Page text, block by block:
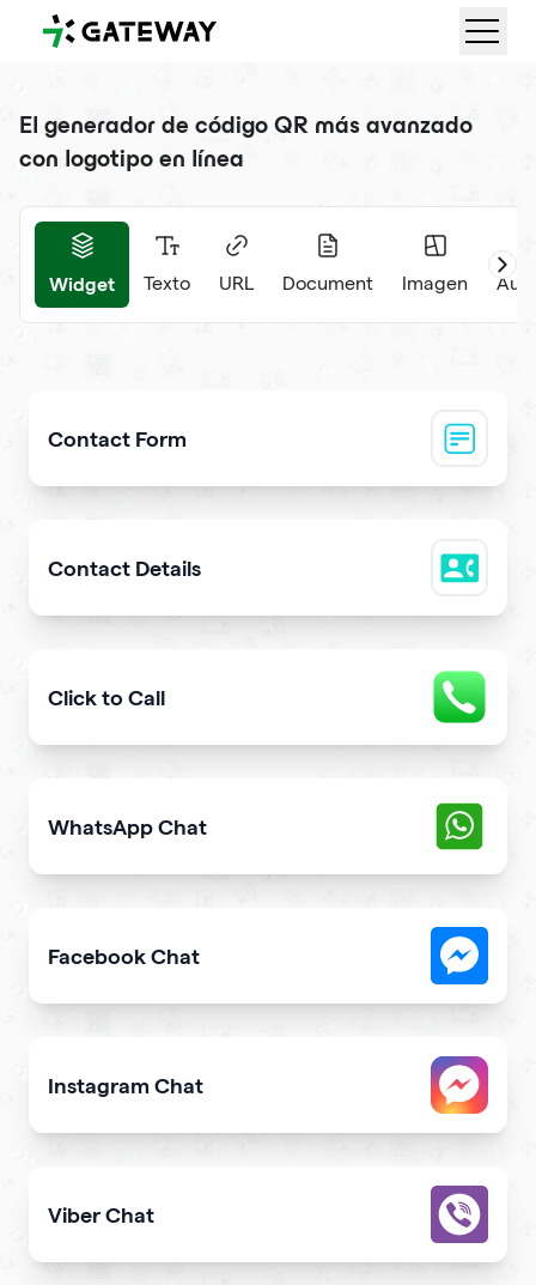
QRGateway
El generador de código QR más avanzado
con logotipo en línea
Widget Texto URL Document Imagen
Contact Form
Contact Details
Click to Call
WhatsApp Chat
Facebook Chat
Instagram Chat
Viber Chat
Let users message you on Viber directly from your